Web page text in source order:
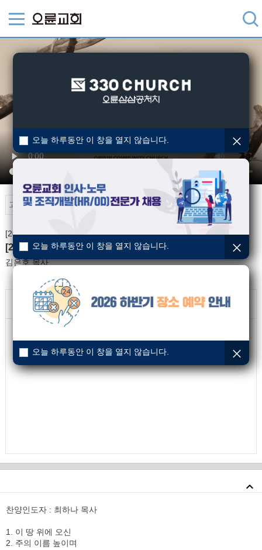
오륜TV
[2023-04-03] 특별새벽기도회
[2023 고난주간 특별 새벽기도회] 십자가를 경험하라
김은호 목사
본문말씀: 요한복음 19:30
찬양인도자 : 최하나 목사
1. 이 땅 위에 오신
2. 주의 이름 높이며
오늘 하루동안 이 창을 열지 않습니다.
오늘 하루동안 이 창을 열지 않습니다.
오늘 하루동안 이 창을 열지 않습니다.